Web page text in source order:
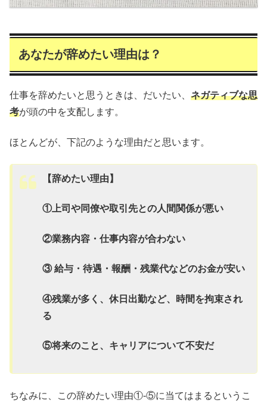
あなたが辞めたい理由は？
仕事を辞めたいと思うときは、だいたい、 ネガティブな思
考が頭の中を支配します。
ほとんどが、下記のような理由だと思います。
【辞めたい理由】
①上司や同僚や取引先との人間関係が悪い
②業務内容・仕事内容が合わない
③ 給与・待遇・報酬・残業代などのお金が安い
④残業が多く、休日出勤など、時間を拘束され
る
⑤将来のこと、キャリアについて不安だ
ちなみに、この辞めたい理由①-⑤に当てはまるというこ